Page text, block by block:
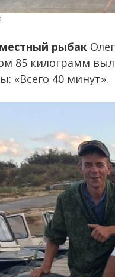
рыбак
85 килограмм
«Всего 40 минут».